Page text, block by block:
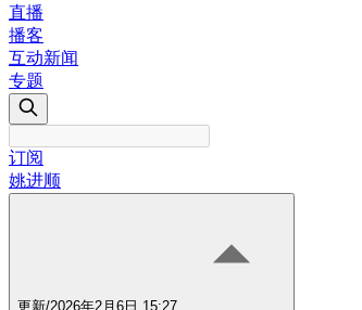
直播
播客
互动新闻
专题
订阅
姚进顺
更新/2026年2月6日 15:27